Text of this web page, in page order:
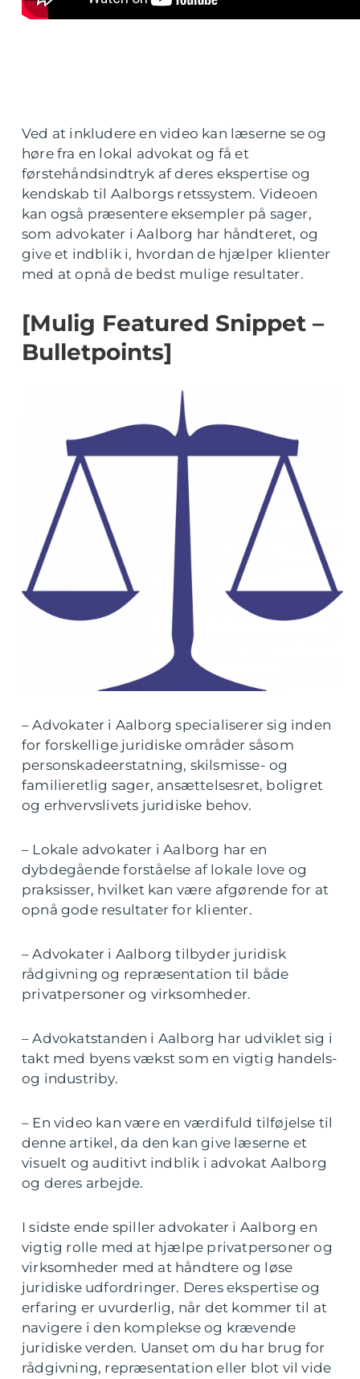
Ved at inkludere en video kan læserne se og
høre fra en lokal advokat og få et
førstehåndsindtryk af deres ekspertise og
kendskab til Aalborgs retssystem. Videoen
kan også præsentere eksempler på sager,
som advokater i Aalborg har håndteret, og
give et indblik i, hvordan de hjælper klienter
med at opnå de bedst mulige resultater.
[Mulig Featured Snippet –
Bulletpoints]
– Advokater i Aalborg specialiserer sig inden
for forskellige juridiske områder såsom
personskadeerstatning, skilsmisse- og
familieretlig sager, ansættelsesret, boligret
og erhvervslivets juridiske behov.
– Lokale advokater i Aalborg har en
dybdegående forståelse af lokale love og
praksisser, hvilket kan være afgørende for at
opnå gode resultater for klienter.
– Advokater i Aalborg tilbyder juridisk
rådgivning og repræsentation til både
privatpersoner og virksomheder.
– Advokatstanden i Aalborg har udviklet sig i
takt med byens vækst som en vigtig handels-
og industriby.
– En video kan være en værdifuld tilføjelse til
denne artikel, da den kan give læserne et
visuelt og auditivt indblik i advokat Aalborg
og deres arbejde.
I sidste ende spiller advokater i Aalborg en
vigtig rolle med at hjælpe privatpersoner og
virksomheder med at håndtere og løse
juridiske udfordringer. Deres ekspertise og
erfaring er uvurderlig, når det kommer til at
navigere i den komplekse og krævende
juridiske verden. Uanset om du har brug for
rådgivning, repræsentation eller blot vil vide